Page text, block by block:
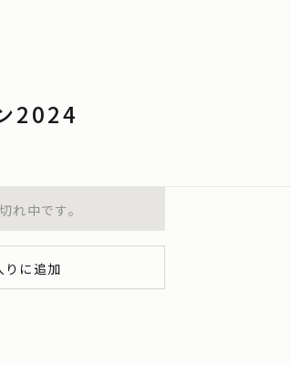
2024
れ中です。
りに追加